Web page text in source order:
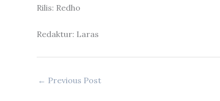
Rilis: Redho
Redaktur: Laras
← Previous Post